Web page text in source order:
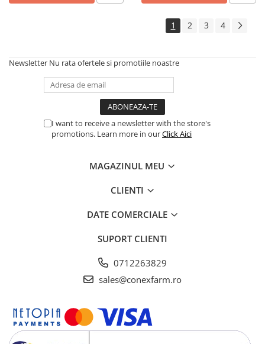
1 2 3 4
Newsletter Nu rata ofertele si promotiile noastre
I want to receive a newsletter with the store's
promotions. Learn more in ourClick Aici
MAGAZINUL MEU
CLIENTI
DATE COMERCIALE
SUPORT CLIENTI
0712263829
sales@conexfarm.ro